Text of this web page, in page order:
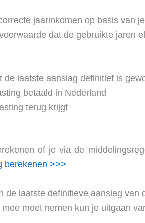
jaarinkomen op basis van
dat de gebruikte jaren
laatste aanslag definitief is
betaald in Nederland
terug krijgt
of je via de
berekenen >>>
laatste definitieve aanslag van
moet nemen kun je uitgaan